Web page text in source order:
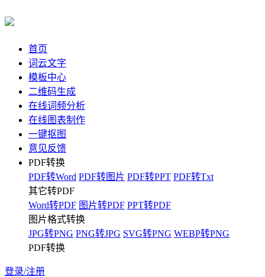
首页
词云文字
模板中心
二维码生成
在线词频分析
在线图表制作
一键抠图
意见反馈
PDF转换
PDF转Word PDF转图片 PDF转PPT PDF转Txt
其它转PDF
Word转PDF 图片转PDF PPT转PDF
图片格式转换
JPG转PNG PNG转JPG SVG转PNG WEBP转PNG
PDF转换
登录/注册